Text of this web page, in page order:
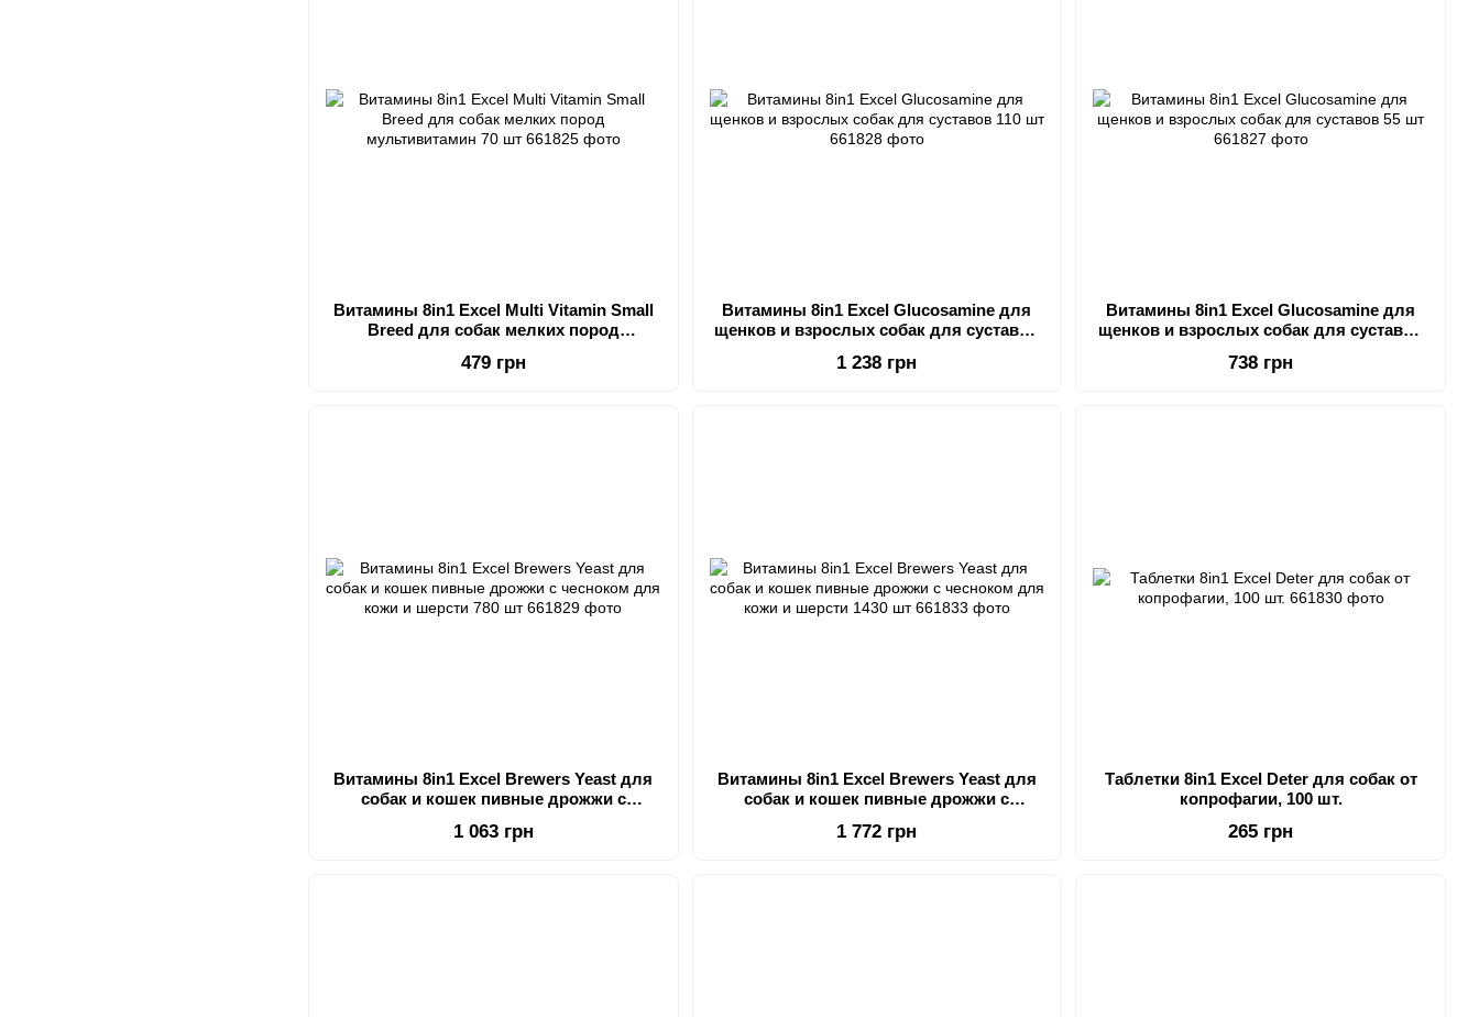
Витамины 8in1 Excel Multi Vitamin Small
Breed для собак мелких пород
479 грн
Витамины 8in1 Excel Glucosamine для
щенков и взрослых собак для суставов
1 238 грн
Витамины 8in1 Excel Glucosamine для
щенков и взрослых собак для суставов
738 грн
Витамины 8in1 Excel Brewers Yeast для
собак и кошек пивные дрожжи с
1 063 грн
Витамины 8in1 Excel Brewers Yeast для
собак и кошек пивные дрожжи с
1 772 грн
Таблетки 8in1 Excel Deter для собак от
копрофагии, 100 шт.
265 грн